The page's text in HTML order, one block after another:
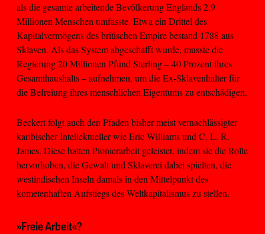
als die gesamte arbeitende Bevölkerung Englands 2,9
Millionen Menschen umfasste. Etwa ein Drittel des
Kapitalvermögens des britischen Empire bestand 1788 aus
Sklaven. Als das System abgeschafft wurde, musste die
Regierung 20 Millionen Pfund Sterling – 40 Prozent ihres
Gesamthaushalts – aufnehmen, um die Ex-Sklavenhalter für
die Befreiung ihres menschlichen Eigentums zu entschädigen.
Beckert folgt auch den Pfaden bisher meist vernachlässigter
karibischer Intellektueller wie Eric Williams und C. L. R.
James. Diese hatten Pionierarbeit geleistet, indem sie die Rolle
hervorhoben, die Gewalt und Sklaverei dabei spielten, die
westindischen Inseln damals in den Mittelpunkt des
kometenhaften Aufstiegs des Weltkapitalismus zu stellen.
»Freie Arbeit«?